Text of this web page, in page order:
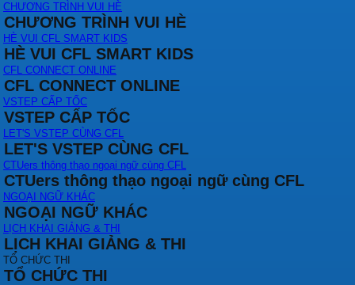
CHƯƠNG TRÌNH VUI HÈ
CHƯƠNG TRÌNH VUI HÈ
HÈ VUI CFL SMART KIDS
HÈ VUI CFL SMART KIDS
CFL CONNECT ONLINE
CFL CONNECT ONLINE
VSTEP CẤP TỐC
VSTEP CẤP TỐC
LET'S VSTEP CÙNG CFL
LET'S VSTEP CÙNG CFL
CTUers thông thạo ngoại ngữ cùng CFL
CTUers thông thạo ngoại ngữ cùng CFL
NGOẠI NGỮ KHÁC
NGOẠI NGỮ KHÁC
LỊCH KHAI GIẢNG & THI
LỊCH KHAI GIẢNG & THI
TỔ CHỨC THI
TỔ CHỨC THI